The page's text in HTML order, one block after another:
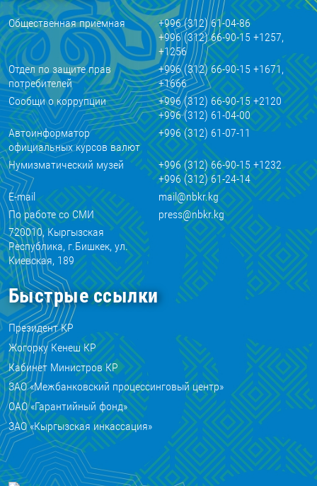
Общественная приемная
+996 (312) 61-04-86
+996 (312) 66-90-15 +1257,
+1256
Отдел по защите прав
потребителей
+996 (312) 66-90-15 +1671,
+1666
Сообщи о коррупции
+996 (312) 66-90-15 +2120
+996 (312) 61-04-00
Автоинформатор
официальных курсов валют
+996 (312) 61-07-11
Нумизматический музей
+996 (312) 66-90-15 +1232
+996 (312) 61-24-14
E-mail
mail@nbkr.kg
По работе со СМИ
press@nbkr.kg
720010, Кыргызская
Республика, г.Бишкек, ул.
Киевская, 189
Быстрые ссылки
Президент КР
Жогорку Кенеш КР
Кабинет Министров КР
ЗАО «Межбанковский процессинговый центр»
ОАО «Гарантийный фонд»
ЗАО «Кыргызская инкассация»